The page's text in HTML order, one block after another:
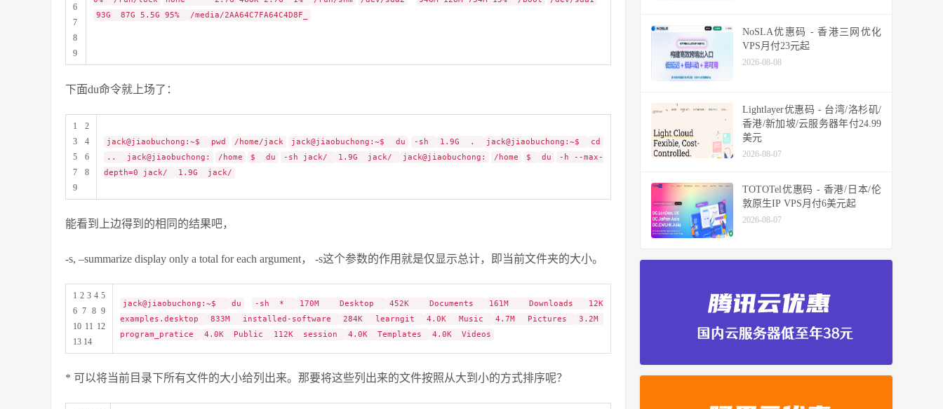
6
7
8
9
93G 87G 5.5G 95%
/media/2AA64C7FA64C4D8F_
下面du命令就上场了：
1 2
3 4
5 6
7 8
9
jack@jiaobuchong:~$ pwd /home/jack jack@jiaobuchong:~$ du -sh 1.9G . jack@jiaobuchong:~$
cd
..
jack@jiaobuchong: /home $ du -sh jack/ 1.9G jack/ jack@jiaobuchong: /home $ du
-h --max-
depth=0 jack/
1.9G jack/
能看到上边得到的相同的结果吧，
-s, –summarize display only a total for each argument， -s这个参数的作用就是仅显示总计，即当前文件夹的大小。
1 2 3 4 5
6 7 8 9
10 11 12
13 14
jack@jiaobuchong:~$ du -sh * 170M Desktop 452K Documents 161M Downloads
12K
examples.desktop
833M installed-software 284K learngit 4.0K Music 4.7M Pictures
3.2M
program_pratice
4.0K Public 112K session 4.0K Templates 4.0K Videos
* 可以将当前目录下所有文件的大小给列出来。那要将这些列出来的文件按照从大到小的方式排序呢？
NoSLA优惠码 - 香港三网优化
VPS月付23元起
2026-08-08
Lightlayer优惠码 - 台湾/洛杉矶/
香港/新加坡/云服务器年付24.99
美元
2026-08-07
TOTOTel优惠码 - 香港/日本/伦
敦原生IP VPS月付6美元起
2026-08-07